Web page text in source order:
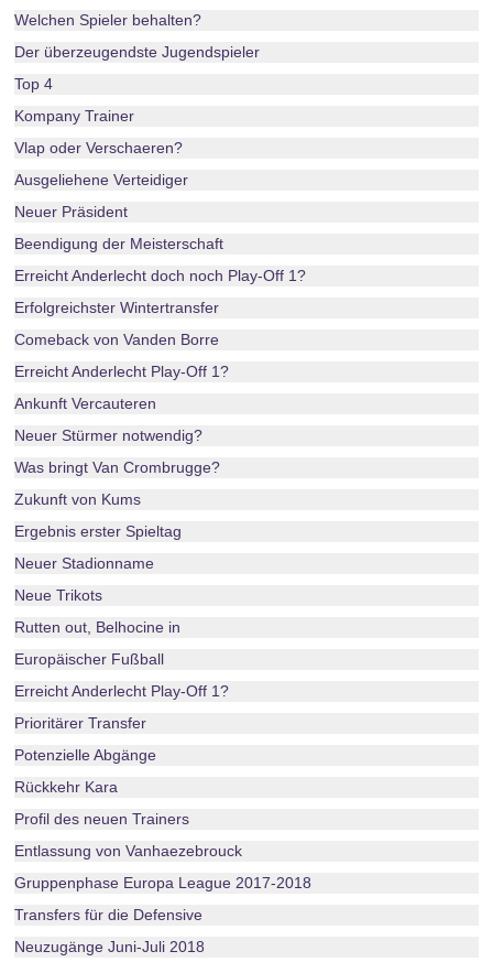
Welchen Spieler behalten?
Der überzeugendste Jugendspieler
Top 4
Kompany Trainer
Vlap oder Verschaeren?
Ausgeliehene Verteidiger
Neuer Präsident
Beendigung der Meisterschaft
Erreicht Anderlecht doch noch Play-Off 1?
Erfolgreichster Wintertransfer
Comeback von Vanden Borre
Erreicht Anderlecht Play-Off 1?
Ankunft Vercauteren
Neuer Stürmer notwendig?
Was bringt Van Crombrugge?
Zukunft von Kums
Ergebnis erster Spieltag
Neuer Stadionname
Neue Trikots
Rutten out, Belhocine in
Europäischer Fußball
Erreicht Anderlecht Play-Off 1?
Prioritärer Transfer
Potenzielle Abgänge
Rückkehr Kara
Profil des neuen Trainers
Entlassung von Vanhaezebrouck
Gruppenphase Europa League 2017-2018
Transfers für die Defensive
Neuzugänge Juni-Juli 2018